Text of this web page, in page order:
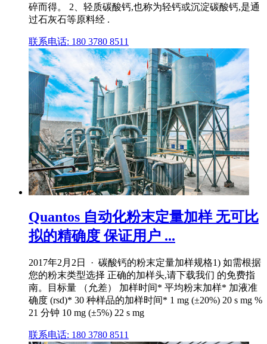
碎而得。 2、轻质碳酸钙,也称为轻钙或沉淀碳酸钙,是通
过石灰石等原料经 .
联系电话: 180 3780 8511
Quantos 自动化粉末定量加样 无可比
拟的精确度 保证用户 ...
2017年2月2日 · 碳酸钙的粉末定量加样规格1) 如需根据
您的粉末类型选择 正确的加样头,请下载我们 的免费指
南。目标量 （允差） 加样时间* 平均粉末加样* 加液准
确度 (rsd)* 30 种样品的加样时间* 1 mg (±20%) 20 s mg %
21 分钟 10 mg (±5%) 22 s mg
联系电话: 180 3780 8511